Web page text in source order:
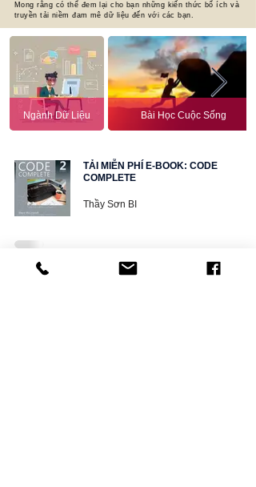
Mong rằng có thể đem lại cho bạn những kiến thức bổ ích và
truyền tải niềm đam mê dữ liệu đến với các bạn.
Ngành Dữ Liệu Bài Học Cuộc Sống
TẢI MIỄN PHÍ E-BOOK: CODE
COMPLETE
Thầy Sơn BI